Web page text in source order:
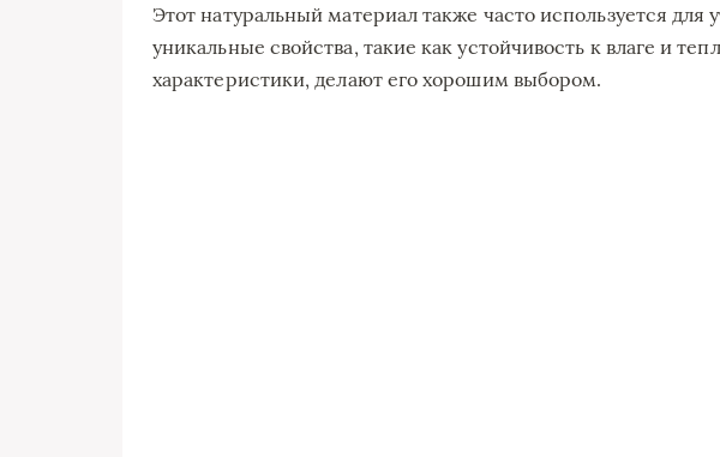
Этот натуральный материал также часто используется для
уникальные свойства, такие как устойчивость к влаге и
характеристики, делают его хорошим выбором.